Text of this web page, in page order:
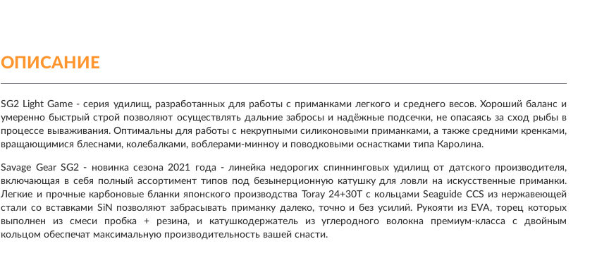
ОПИСАНИЕ
SG2 Light Game - серия удилищ, разработанных для работы с приманками легкого и среднего весов. Хороший баланс и
умеренно быстрый строй позволяют осуществлять дальние забросы и надёжные подсечки, не опасаясь за сход рыбы в
процессе вываживания. Оптимальны для работы с некрупными силиконовыми приманками, а также средними кренками,
вращающимися блеснами, колебалками, воблерами-минноу и поводковыми оснастками типа Каролина.
Savage Gear SG2 - новинка сезона 2021 года - линейка недорогих спиннинговых удилищ от датского производителя,
включающая в себя полный ассортимент типов под безынерционную катушку для ловли на искусственные приманки.
Легкие и прочные карбоновые бланки японского производства Toray 24+30Tс кольцамиSeaguide CCS из нержавеющей
стали со вставками SiN позволяют забрасывать приманку далеко, точно и без усилий. Рукояти из EVA, торец которых
выполнен из смеси пробка + резина, и катушкодержатель
из углеродного волокна премиум-класса с двойным
кольцом обеспечат максимальную производительность вашей снасти.